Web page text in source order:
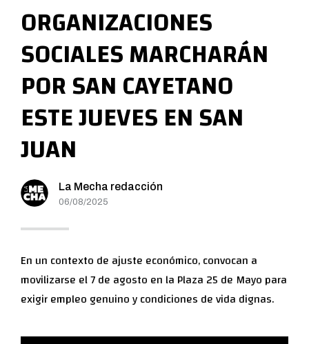
a
PERIODISMO DIGITAL
ORGANIZACIONES
SOCIALES MARCHARÁN
POR SAN CAYETANO
ESTE JUEVES EN SAN
JUAN
La Mecha redacción
06/08/2025
En un contexto de ajuste económico, convocan a
movilizarse el 7 de agosto en la Plaza 25 de Mayo para
exigir empleo genuino y condiciones de vida dignas.